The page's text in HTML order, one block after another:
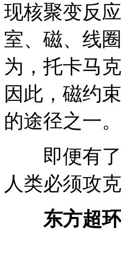
现核聚变反
室、磁、线
为，托卡马
因此，磁约
的途径之一。
即便有了
人类必须攻
东方超